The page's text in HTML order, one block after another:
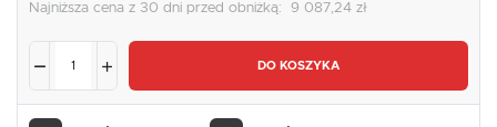
Najniższa cena z 30 dni przed obniżką: 9 087,24 zł
DO KOSZYKA